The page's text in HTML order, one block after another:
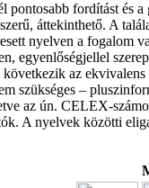
pontosabb fordítást és
áttekinthető. A
nyelven a fogalom
egyenlőségjellel
következik az
szükséges –
az ún. CELEX-
A nyelvek közötti